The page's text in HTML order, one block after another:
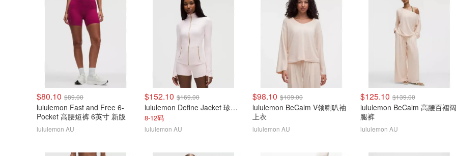
$80.10 $89.00
lululemon Fast and Free 6-
Pocket 高腰短裤 6英寸 新版
lululemon AU
$152.10 $169.00
lululemon Define Jacket 珍珠粉金拉链
8-12码
lululemon AU
$98.10 $109.00
lululemon BeCalm V领喇叭袖
上衣
lululemon AU
$125.10 $139.00
lululemon BeCalm 高腰百褶阔
腿裤
lululemon AU